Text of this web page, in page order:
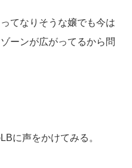
てなりそうな嬢でも今は
ーンが広がってるから問
に声をかけてみる。